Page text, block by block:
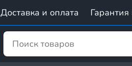
Доставка и оплата